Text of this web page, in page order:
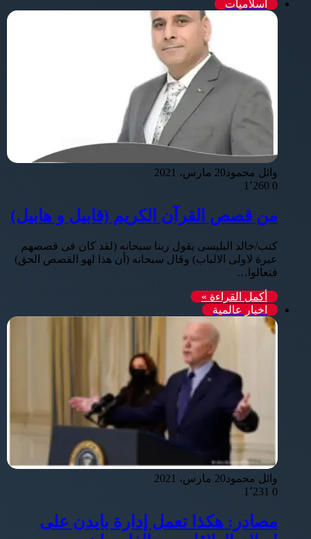
اسلاميات
وائل محمود20 مارس، 2021
0
من قصص القرآن الكريم (قابيل و هابيل)
كتب/خالد البليسى يقول ربنا سبحانه (لقد كان فى قصصهم
عبرة لاولى الالباب) وقال سبحانه (أن هذا لهو القصص الحق)
فتعالوا…
أكمل القراءة »
اخبار عالمية
وائل محمود20 مارس، 2021
0
مصادر: هكذا تعمل إدارة بايدن على